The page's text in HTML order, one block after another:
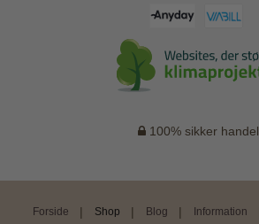
100% sikker handel
Forside Shop Blog Information